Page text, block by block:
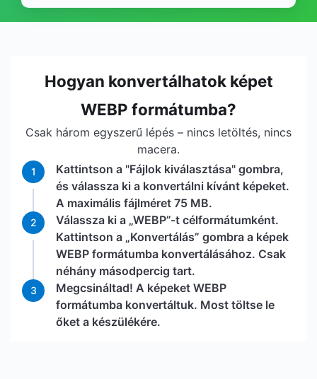
Hogyan konvertálhatok képet
WEBP formátumba?
Csak három egyszerű lépés – nincs letöltés, nincs
macera.
1
Kattintson a "Fájlok kiválasztása" gombra,
és válassza ki a konvertálni kívánt képeket.
A maximális fájlméret 75 MB.
2
Válassza ki a „WEBP”-t célformátumként.
Kattintson a „Konvertálás” gombra a képek
WEBP formátumba konvertálásához. Csak
néhány másodpercig tart.
3
Megcsináltad! A képeket WEBP
formátumba konvertáltuk. Most töltse le
őket a készülékére.